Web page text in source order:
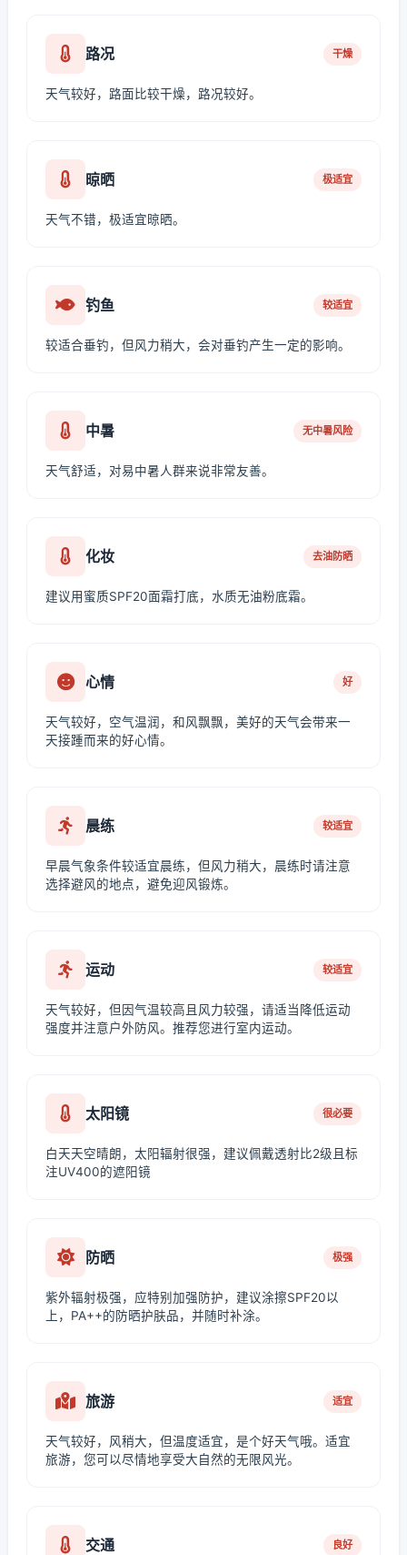
路况 干燥
天气较好，路面比较干燥，路况较好。
晾晒 极适宜
天气不错，极适宜晾晒。
钓鱼 较适宜
较适合垂钓，但风力稍大，会对垂钓产生一定的影响。
中暑 无中暑风险
天气舒适，对易中暑人群来说非常友善。
化妆 去油防晒
建议用蜜质SPF20面霜打底，水质无油粉底霜。
心情 好
天气较好，空气温润，和风飘飘，美好的天气会带来一
天接踵而来的好心情。
晨练 较适宜
早晨气象条件较适宜晨练，但风力稍大，晨练时请注意
选择避风的地点，避免迎风锻炼。
运动 较适宜
天气较好，但因气温较高且风力较强，请适当降低运动
强度并注意户外防风。推荐您进行室内运动。
太阳镜 很必要
白天天空晴朗，太阳辐射很强，建议佩戴透射比2级且标
注UV400的遮阳镜
防晒 极强
紫外辐射极强，应特别加强防护，建议涂擦SPF20以
上，PA++的防晒护肤品，并随时补涂。
旅游 适宜
天气较好，风稍大，但温度适宜，是个好天气哦。适宜
旅游，您可以尽情地享受大自然的无限风光。
交通 良好